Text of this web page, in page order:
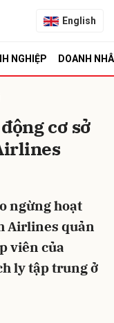
English
NGHIỆP DOANH
cơ sở
ngừng hoạt
Airlines quản
viên của
ly tập trung ở
Hủy